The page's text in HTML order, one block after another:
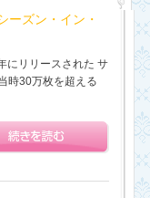
ーズン・イン・
にリリースされた サ
時30万枚を超える